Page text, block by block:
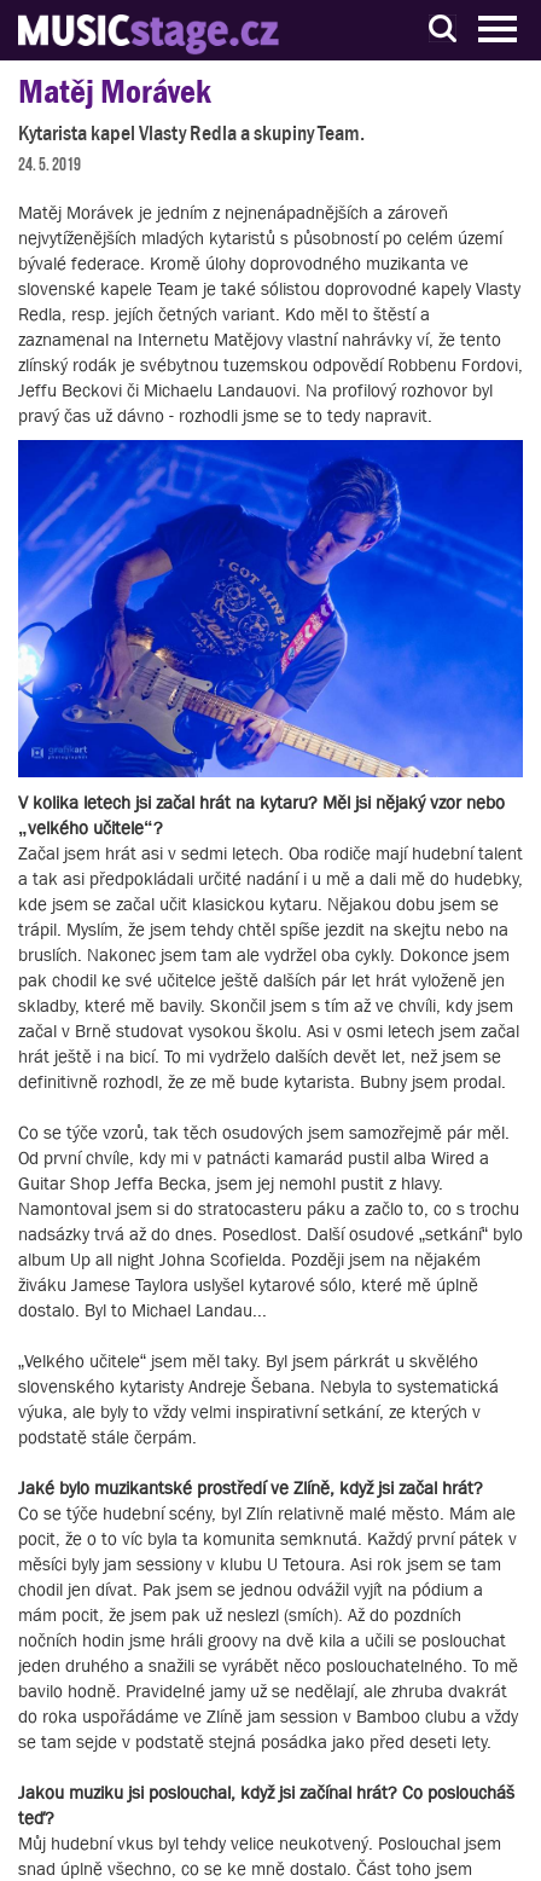
S muzikanty pro muzikanty
Matěj Morávek
Kytarista kapel Vlasty Redla a skupiny Team.
24. 5. 2019
Matěj Morávek je jedním z nejnenápadnějších a zároveň
nejvytíženějších mladých kytaristů s působností po celém území
bývalé federace. Kromě úlohy doprovodného muzikanta ve
slovenské kapele Team je také sólistou doprovodné kapely Vlasty
Redla, resp. jejích četných variant. Kdo měl to štěstí a
zaznamenal na Internetu Matějovy vlastní nahrávky ví, že tento
zlínský rodák je svébytnou tuzemskou odpovědí Robbenu Fordovi,
Jeffu Beckovi či Michaelu Landauovi. Na profilový rozhovor byl
pravý čas už dávno - rozhodli jsme se to tedy napravit.
V kolika letech jsi začal hrát na kytaru? Měl jsi nějaký vzor nebo
„velkého učitele“?
Začal jsem hrát asi v sedmi letech. Oba rodiče mají hudební talent
a tak asi předpokládali určité nadání i u mě a dali mě do hudebky,
kde jsem se začal učit klasickou kytaru. Nějakou dobu jsem se
trápil. Myslím, že jsem tehdy chtěl spíše jezdit na skejtu nebo na
bruslích. Nakonec jsem tam ale vydržel oba cykly. Dokonce jsem
pak chodil ke své učitelce ještě dalších pár let hrát vyloženě jen
skladby, které mě bavily. Skončil jsem s tím až ve chvíli, kdy jsem
začal v Brně studovat vysokou školu. Asi v osmi letech jsem začal
hrát ještě i na bicí. To mi vydrželo dalších devět let, než jsem se
definitivně rozhodl, že ze mě bude kytarista. Bubny jsem prodal.
Co se týče vzorů, tak těch osudových jsem samozřejmě pár měl.
Od první chvíle, kdy mi v patnácti kamarád pustil alba Wired a
Guitar Shop Jeffa Becka, jsem jej nemohl pustit z hlavy.
Namontoval jsem si do stratocasteru páku a začlo to, co s trochu
nadsázky trvá až do dnes. Posedlost. Další osudové „setkání“ bylo
album Up all night Johna Scofielda. Později jsem na nějakém
živáku Jamese Taylora uslyšel kytarové sólo, které mě úplně
dostalo. Byl to Michael Landau...
„Velkého učitele“ jsem měl taky. Byl jsem párkrát u skvělého
slovenského kytaristy Andreje Šebana. Nebyla to systematická
výuka, ale byly to vždy velmi inspirativní setkání, ze kterých v
podstatě stále čerpám.
Jaké bylo muzikantské prostředí ve Zlíně, když jsi začal hrát?
Co se týče hudební scény, byl Zlín relativně malé město. Mám ale
pocit, že o to víc byla ta komunita semknutá. Každý první pátek v
měsíci byly jam sessiony v klubu U Tetoura. Asi rok jsem se tam
chodil jen dívat. Pak jsem se jednou odvážil vyjít na pódium a
mám pocit, že jsem pak už neslezl (smích). Až do pozdních
nočních hodin jsme hráli groovy na dvě kila a učili se poslouchat
jeden druhého a snažili se vyrábět něco poslouchatelného. To mě
bavilo hodně. Pravidelné jamy už se nedělají, ale zhruba dvakrát
do roka uspořádáme ve Zlíně jam session v Bamboo clubu a vždy
se tam sejde v podstatě stejná posádka jako před deseti lety.
Jakou muziku jsi poslouchal, když jsi začínal hrát? Co posloucháš
teď?
Můj hudební vkus byl tehdy velice neukotvený. Poslouchal jsem
snad úplně všechno, co se ke mně dostalo. Část toho jsem